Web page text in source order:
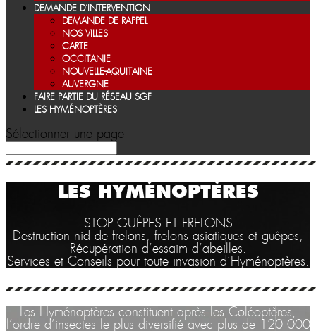
DEMANDE D’INTERVENTION
DEMANDE DE RAPPEL
NOS VILLES
CARTE
OCCITANIE
NOUVELLE-AQUITAINE
AUVERGNE
FAIRE PARTIE DU RÉSEAU SGF
LES HYMÉNOPTÈRES
Sélectionner une page
LES HYMÉNOPTÈRES
STOP GUÊPES ET FRELONS
Destruction nid de frelons, frelons asiatiques et guêpes,
Récupération d’essaim d’abeilles.
Services et Conseils pour toute invasion d’Hyménoptères.
Les Hyménoptères constituent après les Coléoptères,
l’ordre d’insectes le plus diversifié avec plus de 120 000